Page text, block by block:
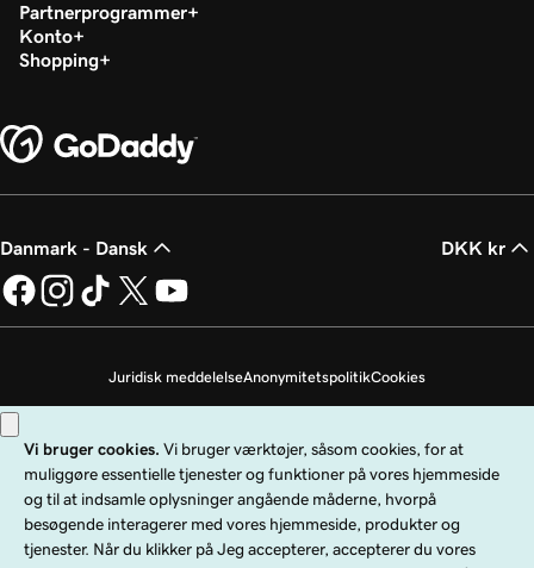
Partnerprogrammer
Konto
Shopping
Danmark - Dansk DKK kr
Juridisk meddelelseAnonymitetspolitikCookies
Copyright © 1999 - 2026 GoDaddy Operating Company, LLC. Alle rettigheder
forbeholdes. GoDaddy-ordmærket er et registreret varemærke tilhørende
registreret varemærke tilhørende GoDaddy.com, LLC i USA.